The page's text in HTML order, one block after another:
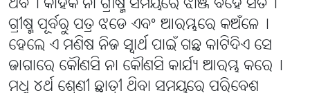
ଥିବ୤ କାହିଁକି ନା ଗ୍ରୀଷ୍ମ ସମୟରେ ଝାଞ୍ଜି ବହେ ସତ୤
ଗ୍ରୀଷ୍ମ ପୂର୍ବରୁ ପତ୍ର ଝଡେ ଏବଂ ଆରମ୍ଭରେ କଅଁଳେ୤
ହେଲେ ଏ ମଣିଷ ନିଜ ସ୍ୱାର୍ଥ ପାଇଁ ଗଛ କାଟିଦିଏ ସେ
ଜାଗାରେ କୌଣସି ନା କୌଣସି କାର୍ଯ୍ୟ ଆରମ୍ଭ କରେ୤
ମଧୁ ୪ର୍ଥ ଶ୍ରେଣୀ ଛାତ୍ରୀ ଥିବା ସମୟରେ ପରିବେଶ